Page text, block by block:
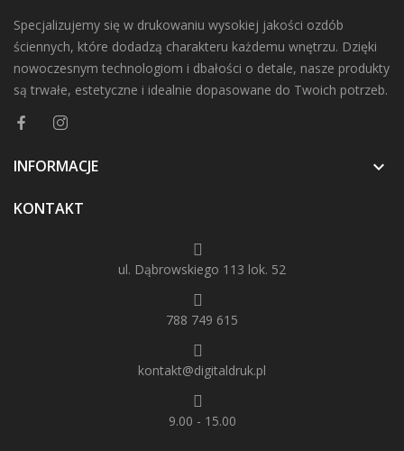
Specjalizujemy się w drukowaniu wysokiej jakości ozdób
ściennych, które dodadzą charakteru każdemu wnętrzu. Dzięki
nowoczesnym technologiom i dbałości o detale, nasze produkty
są trwałe, estetyczne i idealnie dopasowane do Twoich potrzeb.
INFORMACJE 
KONTAKT
ul. Dąbrowskiego 113 lok. 52
788 749 615
kontakt@digitaldruk.pl
9.00 - 15.00